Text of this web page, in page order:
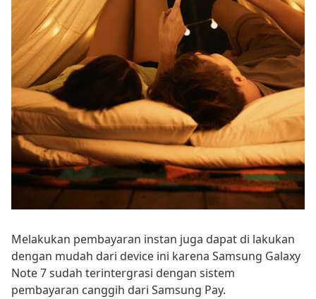
Melakukan pembayaran instan juga dapat di lakukan
dengan mudah dari device ini karena Samsung Galaxy
Note 7 sudah terintergrasi dengan sistem
pembayaran canggih dari Samsung Pay.